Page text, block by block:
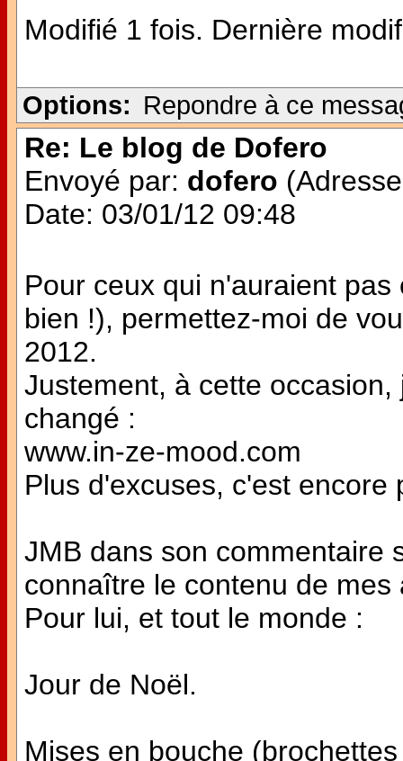
Modifié 1 fois. Dernière
Options: Repondre à ce
Re: Le blog de Dofero
Envoyé par: dofero
Date: 03/01/12 09:48
Pour ceux qui n'auraient
bien !), permettez-moi de
2012.
Justement, à cette
changé :
www.in-ze-mood.com
Plus d'excuses, c'est encore
JMB dans son
connaître le contenu de
Pour lui, et tout le monde :
Jour de Noël.
Mises en bouche